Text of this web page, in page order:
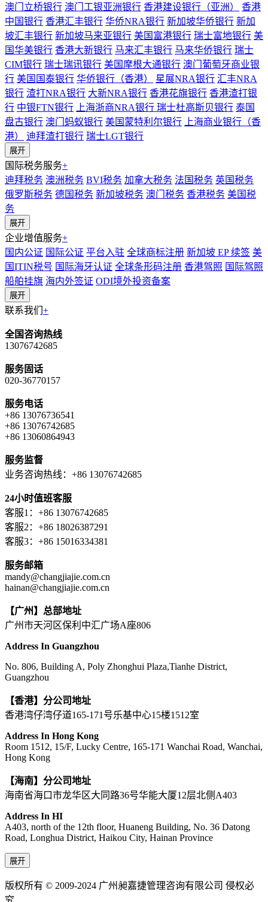
澳门立桥银行 澳门工银亚洲银行 香港建设银行（亚洲）
香港
中国银行 香港汇丰银行 华侨NRA银行 新加坡华侨银行 新加
坡汇丰银行 新加坡马来亚银行 美国富港银行 瑞士富地银行 美
国华美银行 香港大新银行 马来汇丰银行 马来华侨银行 瑞士
CIM银行 瑞士瑞讯银行 美国摩根大通银行 澳门葡萄牙商业银
行 美国国泰银行 华侨银行（香港） 星展NRA银行 汇丰NRA
银行 渣打NRA银行 大新NRA银行 香港花旗银行 香港渣打银
行 中银FTN银行 上海浙商NRA银行 瑞士杜高斯贝银行 泰国
盘古银行 澳门蚂蚁银行 美国蒙特利尔银行
上海商业银行（香
港）
迪拜渣打银行 瑞士LGT银行
展开
国际税务服务+
迪拜税务 澳洲税务 BVI税务 加拿大税务 法国税务 英国税务
俄罗斯税务 德国税务 新加坡税务 澳门税务 香港税务 美国税
务
展开
企业增值服务+
国内公证 国际公证 平台入驻 全球商标注册 新加坡 EP 续签 美
国ITIN税号 国际海牙认证 全球条形码注册 香港驾照 国际驾照
船舶挂旗 海内外签证 ODI境外投资备案
展开
联系我们 +
全国咨询热线
13076742685
服务固话
020-36770157
服务电话
+86 13076736541
+86 13076742685
+86 13060864943
服务监督
业务咨询热线：+86 13076742685
24小时值班客服
客服1：+86 13076742685
客服2：+86 18026387291
客服3：+86 15016334381
服务邮箱
mandy@changjiajie.com.cn
hainan@changjiajie.com.cn
【广州】总部地址
广州市天河区保利中汇广场A座806
Address In Guangzhou
No. 806, Building A, Poly Zhonghui Plaza,Tianhe District,
Guangzhou
【香港】分公司地址
香港湾仔湾仔道165-171号乐基中心15楼1512室
Address In Hong Kong
Room 1512, 15/F, Lucky Centre, 165-171 Wanchai Road, Wanchai,
Hong Kong
【海南】分公司地址
海南省海口市龙华区大同路36号华能大厦12层北侧A403
Address In HI
A403, north of the 12th floor, Huaneng Building, No. 36 Datong
Road, Longhua District, Haikou City, Hainan Province
展开
版权所有 © 2009-2024 广州昶嘉捷管理咨询有限公司 侵权必
究